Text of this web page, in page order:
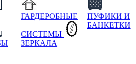
ГАРДЕРОБНЫЕ
СИСТЕМЫ
ЗЕРКАЛА
ПУФИКИ И
БАНКЕТКИ